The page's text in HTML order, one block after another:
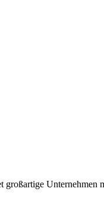
Unternehmen